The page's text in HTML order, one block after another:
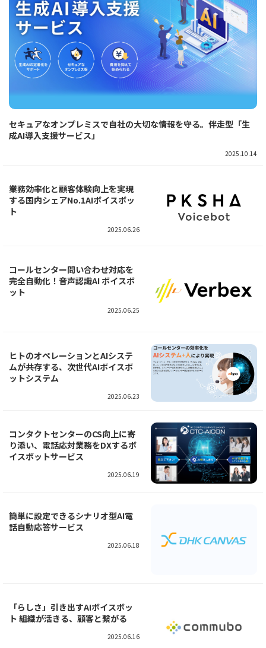
セキュアなオンプレミスで自社の大切な情報を守る。伴走型「生
成AI導入支援サービス」
2025.10.14
業務効率化と顧客体験向上を実現
する国内シェアNo.1AIボイスボッ
ト
2025.06.26
コールセンター問い合わせ対応を
完全自動化！音声認識AI ボイスボ
ット
2025.06.25
ヒトのオペレーションとAIシステ
ムが共存する、次世代AIボイスボ
ットシステム
2025.06.23
コンタクトセンターのCS向上に寄
り添い、電話応対業務をDXするボ
イスボットサービス
2025.06.19
簡単に設定できるシナリオ型AI電
話自動応答サービス
2025.06.18
「らしさ」引き出すAIボイスボッ
ト 組織が活きる、顧客と繋がる
2025.06.16